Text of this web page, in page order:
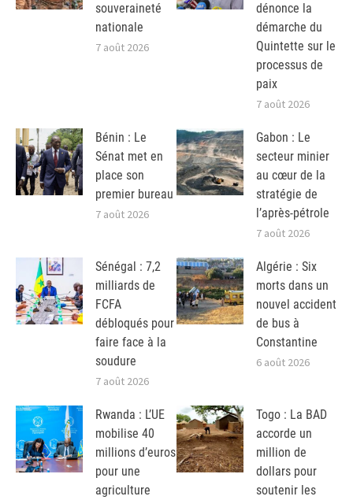
souveraineté
nationale
7 août 2026
dénonce la
démarche du
Quintette sur le
processus de
paix
7 août 2026
Bénin : Le
Sénat met en
place son
premier bureau
7 août 2026
Gabon : Le
secteur minier
au cœur de la
stratégie de
l’après-pétrole
7 août 2026
Sénégal : 7,2
milliards de
FCFA
débloqués pour
faire face à la
soudure
7 août 2026
Algérie : Six
morts dans un
nouvel accident
de bus à
Constantine
6 août 2026
Rwanda : L’UE
mobilise 40
millions d’euros
pour une
agriculture
Togo : La BAD
accorde un
million de
dollars pour
soutenir les